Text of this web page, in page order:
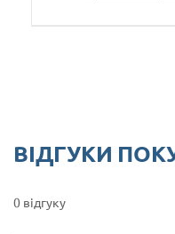
ВІДГУКИ
0 відгуку